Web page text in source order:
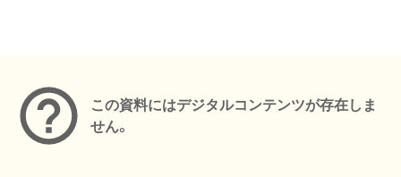
この資料にはデジタルコンテンツが存在しま
せん。